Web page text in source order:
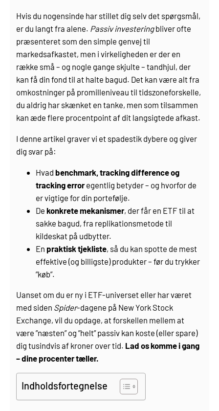
Hvis du nogensinde har stillet dig selv det spørgsmål,
er du langt fra alene. Passiv investeringbliver ofte
præsenteret som den simple genvej til
markedsafkastet, men i virkeligheden er der en
række små – og nogle gange skjulte – tandhjul, der
kan få din fond til at halte bagud. Det kan være alt fra
omkostninger på promilleniveau til tidszoneforskelle,
du aldrig har skænket en tanke, men som tilsammen
kan æde flere procentpoint af dit langsigtede afkast.
I denne artikel graver vi et spadestik dybere og giver
dig svar på:
Hvadbenchmark, tracking difference og
tracking erroregentlig betyder – og hvorfor de
er vigtige for din portefølje.
Dekonkrete mekanismer, der får en ETF til at
sakke bagud, fra replikationsmetode til
kildeskat på udbytter.
En praktisk tjekliste, så du kan spotte de mest
effektive (og billigste) produkter – før du trykker
”køb”.
Uanset om du er ny i ETF-universet eller har været
med siden Spider-dagene på New York Stock
Exchange, vil du opdage, at forskellen mellem at
være ”næsten” og ”helt” passiv kan koste (eller spare)
dig tusindvis af kroner over tid. Lad os komme i gang
– dine procenter tæller.
Indholdsfortegnelse